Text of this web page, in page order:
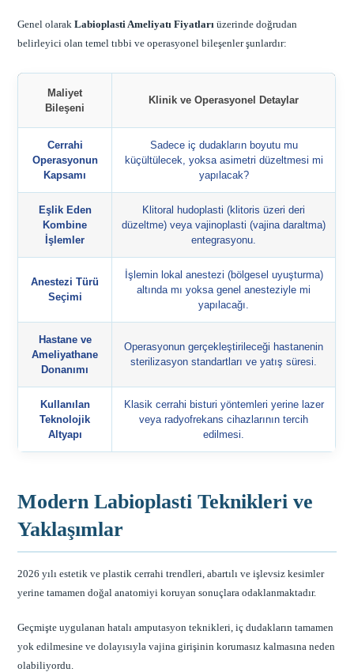
Genel olarakLabioplasti Ameliyatı Fiyatları üzerinde doğrudan
belirleyici olan temel tıbbi ve operasyonel bileşenler şunlardır:
Maliyet
Bileşeni
Klinik ve Operasyonel Detaylar
Cerrahi
Operasyonun
Kapsamı
Sadece iç dudakların boyutu mu
küçültülecek, yoksa asimetri düzeltmesi mi
yapılacak?
Eşlik Eden
Kombine
İşlemler
Klitoral hudoplasti (klitoris üzeri deri
düzeltme) veya vajinoplasti (vajina daraltma)
entegrasyonu.
Anestezi Türü
Seçimi
İşlemin lokal anestezi (bölgesel uyuşturma)
altında mı yoksa genel anesteziyle mi
yapılacağı.
Hastane ve
Ameliyathane
Donanımı
Operasyonun gerçekleştirileceği hastanenin
sterilizasyon standartları ve yatış süresi.
Kullanılan
Teknolojik
Altyapı
Klasik cerrahi bisturi yöntemleri yerine lazer
veya radyofrekans cihazlarının tercih
edilmesi.
Modern Labioplasti Teknikleri ve
Yaklaşımlar
2026 yılı estetik ve plastik cerrahi trendleri, abartılı ve işlevsiz kesimler
yerine tamamen doğal anatomiyi koruyan sonuçlara odaklanmaktadır.
Geçmişte uygulanan hatalı amputasyon teknikleri, iç dudakların tamamen
yok edilmesine ve dolayısıyla vajina girişinin korumasız kalmasına neden
olabiliyordu.